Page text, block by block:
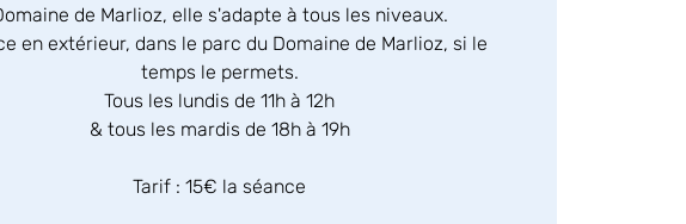
de Marlioz, elle s'adapte à tous les niveaux.
en extérieur, dans le parc du Domaine de Marlioz, si le
temps le permets.
Tous les lundis de 11h à 12h
& tous les mardis de 18h à 19h
Tarif : 15€ la séance